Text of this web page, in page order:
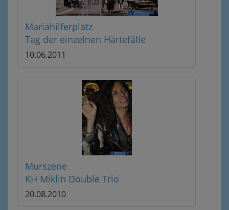
Mariahilferplatz
Tag der einzelnen Härtefälle
10.06.2011
Murszene
KH Miklin Double Trio
20.08.2010